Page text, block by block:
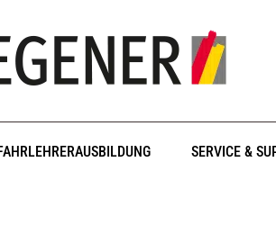
SERVICE &